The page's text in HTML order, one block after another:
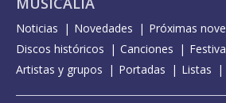
Noticias Novedades
Próximas
Discos históricos
Canciones
Artistas y grupos
Portadas Listas